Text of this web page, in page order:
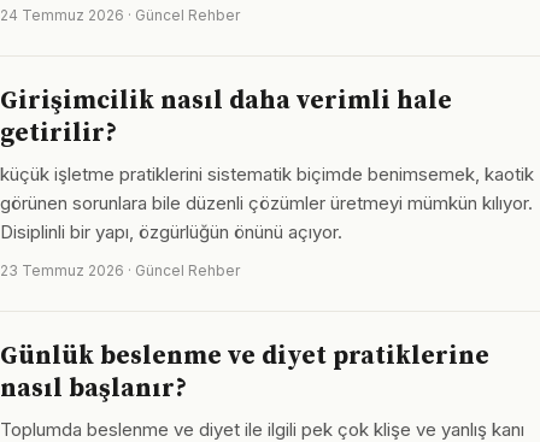
24 Temmuz 2026 · Güncel Rehber
Girişimcilik nasıl daha verimli hale
getirilir?
küçük işletme pratiklerini sistematik biçimde benimsemek, kaotik
görünen sorunlara bile düzenli çözümler üretmeyi mümkün kılıyor.
Disiplinli bir yapı, özgürlüğün önünü açıyor.
23 Temmuz 2026 · Güncel Rehber
Günlük beslenme ve diyet pratiklerine
nasıl başlanır?
Toplumda beslenme ve diyet ile ilgili pek çok klişe ve yanlış kanı